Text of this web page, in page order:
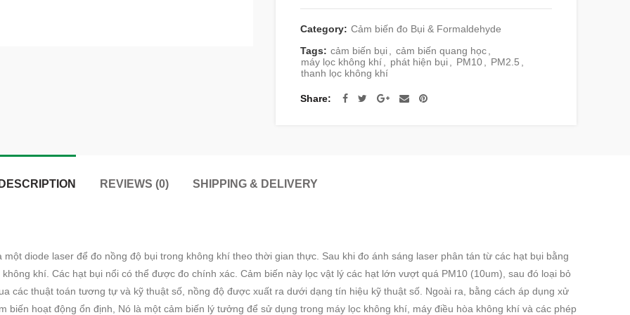
Category: Cảm biến đo Bụi & Formaldehyde
Tags: cảm biến bụi , cảm biến quang học ,
máy lọc không khí , phát hiện bụi , PM10 , PM2.5 ,
thanh lọc không khí
Share
REVIEWS (0) SHIPPING & DELIVERY
diode laser để đo nồng độ bụi trong không khí theo thời gian thực. Sau khi đo ánh sáng laser phân tán từ các hạt bụi bằng
khí. Các hạt bụi nổi có thể được đo chính xác. Cảm biến này lọc vật lý các hạt lớn vượt quá PM10 (10um), sau đó loại bỏ
các thuật toán tương tự và kỹ thuật số, nồng độ được xuất ra dưới dạng tín hiệu kỹ thuật số. Ngoài ra, bằng cách áp dụng xử
biến hoạt động ổn định, Nó là một cảm biến lý tưởng để sử dụng trong máy lọc không khí, máy điều hòa không khí và các phép